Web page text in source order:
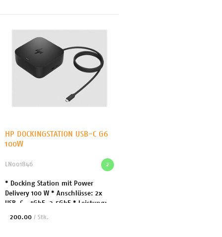
HP DOCKINGSTATION USB-C G6
100W
2
LN001846
* Docking Station mit Power
Delivery 100 W * Anschlüsse: 2x
USB-C - 1GbE, 2.5GbE * Leistung:
100 Watt * Abmessungen: 12x 12x 5
200.00 / Stk.